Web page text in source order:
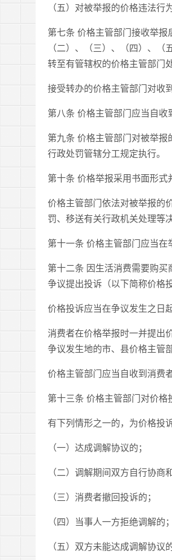
（五）对被举报的价格违法
第七条 价格主管部门接收举
（二）、（三）、（四）、
转至有管辖权的价格主管部门处
接受转办的价格主管部门对收
第八条 价格主管部门应当自收
第九条 价格主管部门对被举
行政处罚管辖分工规定执行。
第十条 价格举报采用书面形式
价格主管部门依法对被举报的
罚、移送有关行政机关处理等
第十一条 价格主管部门应当在
第十二条 因生活消费需要购
争议提出投诉（以下简称价格
价格投诉应当在争议发生之日
消费者在价格举报时一并提出
争议发生地的市、县价格主管
价格主管部门应当自收到消费
第十三条 价格主管部门对价格
有下列情形之一的，为价格投
（一）达成调解协议的；
（二）调解期间双方自行协商
（三）消费者撤回投诉的；
（四）当事人一方拒绝调解的；
（五）双方未能达成调解协议的